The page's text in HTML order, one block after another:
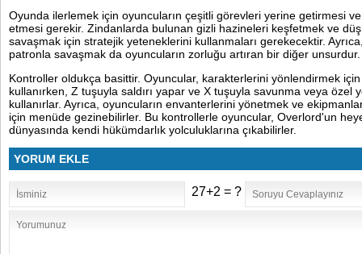
Oyunda ilerlemek için oyuncuların çeşitli görevleri yerine getirmesi
etmesi gerekir. Zindanlarda bulunan gizli hazineleri keşfetmek ve
savaşmak için stratejik yeteneklerini kullanmaları gerekecektir.
patronla savaşmak da oyuncuların zorluğu artıran bir diğer unsurdur.
Kontroller oldukça basittir. Oyuncular, karakterlerini yönlendirmek için
kullanırken, Z tuşuyla saldırı yapar ve X tuşuyla savunma veya özel
kullanırlar. Ayrıca, oyuncuların envanterlerini yönetmek ve
için menüde gezinebilirler. Bu kontrollerle oyuncular, Overlord'un
dünyasında kendi hükümdarlık yolculuklarına çıkabilirler.
YORUM EKLE
27+2 = ?